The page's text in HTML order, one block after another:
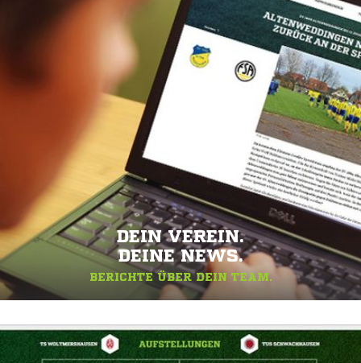
DEIN VEREIN.
DEINE NEWS.
BERICHTE ÜBER DEIN TEAM.